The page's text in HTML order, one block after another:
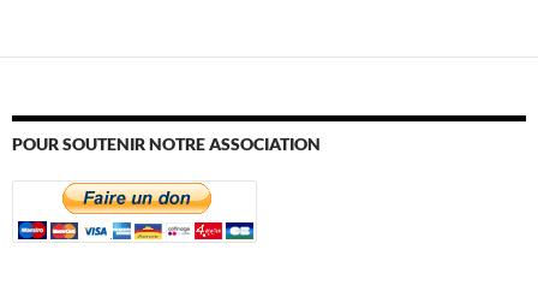
POUR SOUTENIR NOTRE ASSOCIATION